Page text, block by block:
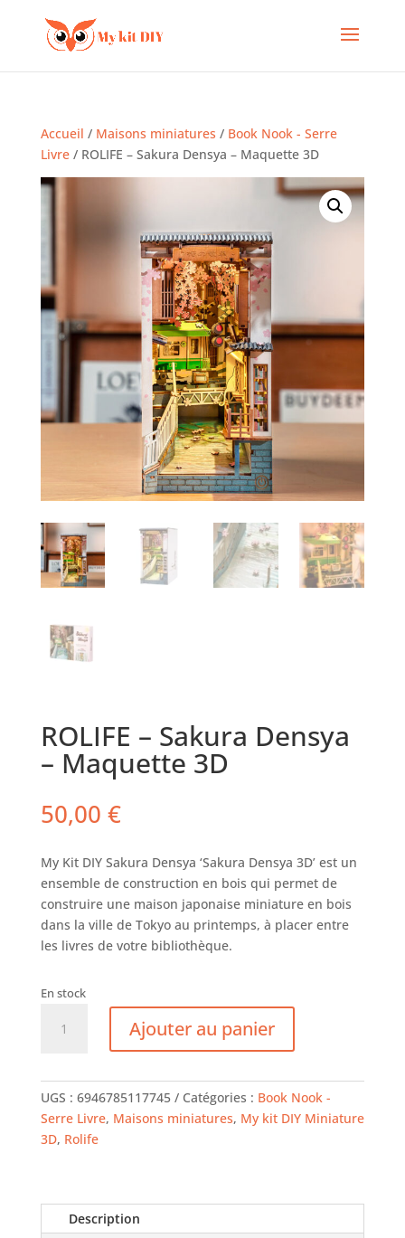
Accueil / Maisons miniatures / Book Nook - Serre
Livre/ ROLIFE – Sakura Densya – Maquette 3D
ROLIFE – Sakura Densya
– Maquette 3D
50,00 €
MyKit DIY Sakura Densya ‘Sakura Densya 3D’ estun
ensemble de construction en bois qui permet de
construire une maison japonaise miniature en bois
dans la ville de Tokyo au printemps, à placer entre
les livres de votre bibliothèque.
En stock
Sakura
Densya
-
Ajouter au panier
UGS : 6946785117745 Catégories : Book Nook -
Serre Livre, Maisons miniatures, My kit DIY Miniature
3D, Rolife
Description